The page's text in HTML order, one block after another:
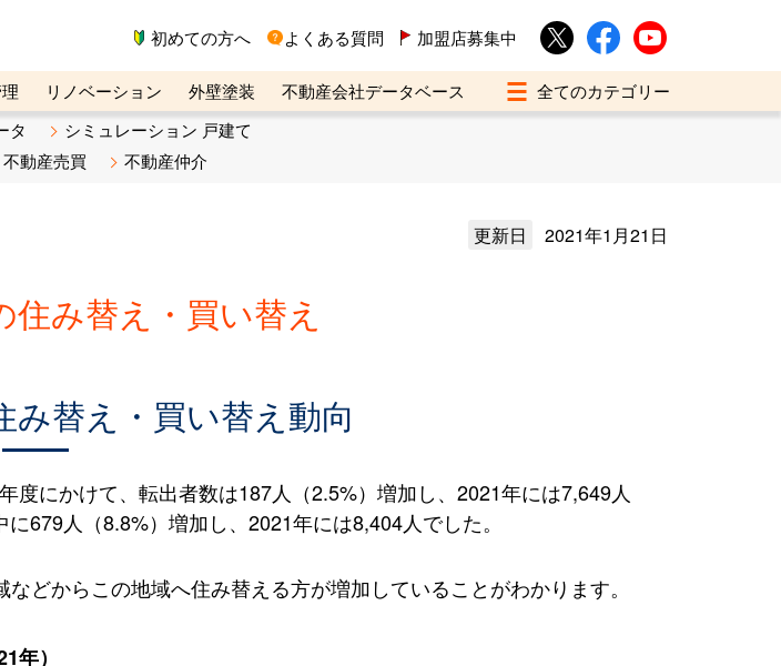
初めての方へ よくある質問 加盟店募集中
リノベーション 外壁塗装
不動産会社データベース
Biz 不動産売却ご相談デスク
タ
シミュレーション 戸建て
不動産売買 不動産仲介
更新日 2021年1月21日
み替え・買い替え
み替え・買い替え動向
にかけて、転出者数は187人（2.5%）増加し、2021年には7,649人
679人（8.8%）増加し、2021年には8,404人でした。
どからこの地域へ住み替える方が増加していることがわかります。
年）